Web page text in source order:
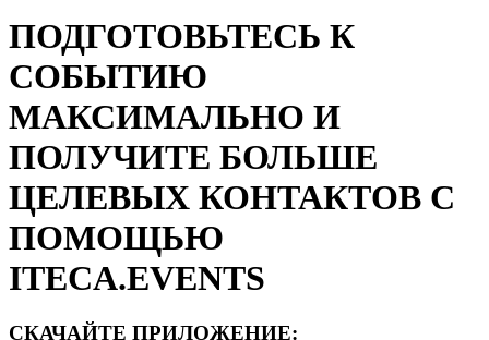
ПОДГОТОВЬТEСЬ К
СОБЫТИЮ
МАКСИМАЛЬНО И
ПОЛУЧИТE БОЛЬШE
ЦEЛEВЫХ КОНТАКТОВ С
ПОМОЩЬЮ
ITECA.EVENTS
СКАЧАЙТЕ ПРИЛОЖЕНИЕ: